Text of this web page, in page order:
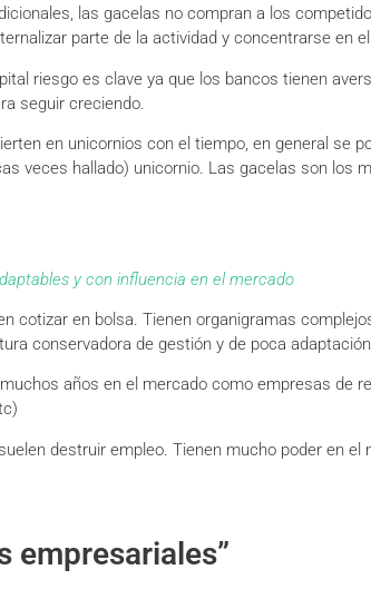
las gacelas no compran a los
parte de la actividad y concentrarse en
riesgo es clave ya que los bancos tienen
seguir creciendo.
en unicornios con el tiempo, en general se
veces hallado) unicornio. Las gacelas son los
y con influencia en el mercado
cotizar en bolsa. Tienen organigramas
conservadora de gestión y de poca
años en el mercado como empresas de
destruir empleo. Tienen mucho poder en
empresariales”